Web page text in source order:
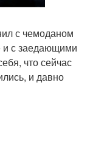
с чемоданом
и с заедающими
что сейчас
и давно